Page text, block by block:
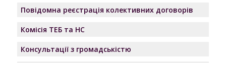
Повідомна реєстрація колективних договорів
Комісія ТЕБ та НС
Консультації з громадськістю